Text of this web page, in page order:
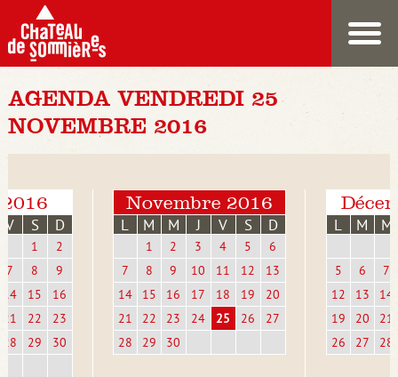
AGENDA VENDREDI 25
NOVEMBRE 2016
V S D
1
2
7
8
9
14
15
16
21
22
23
28
29 30
Novembre 2016
L M M J V S D
1 2 3 4 5
6
7
8 9 10 11 12
13
14
15 16 17 18 19
20
21
22 23 24 25 26
27
28
29 30
L M M
5 6
7
12
13
14
19
20
21
26
27 28